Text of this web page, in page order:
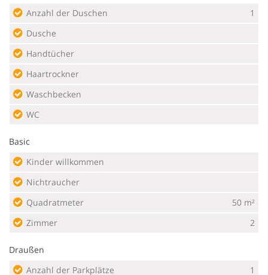
Anzahl der Duschen
1
Dusche
Handtücher
Haartrockner
Waschbecken
WC
Basic
Kinder willkommen
Nichtraucher
Quadratmeter
50 m²
Zimmer
2
Draußen
Anzahl der Parkplätze
1